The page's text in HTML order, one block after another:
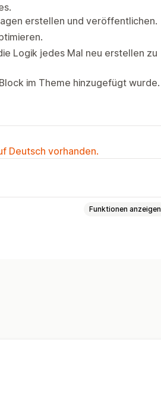
erstellen und veröffentlichen.
Logik jedes Mal neu erstellen zu
im Theme hinzugefügt wurde.
Deutsch vorhanden.
Funktionen anzeigen